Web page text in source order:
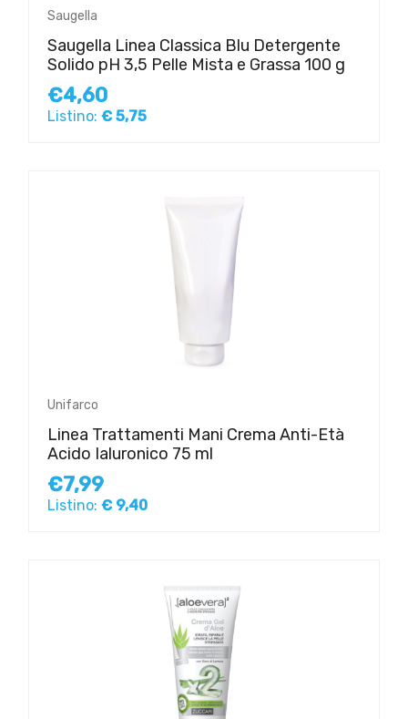
Saugella
Saugella Linea Classica Blu Detergente
Solido pH 3,5 Pelle Mista e Grassa 100 g
€4,60
Listino: € 5,75
Unifarco
Linea Trattamenti Mani Crema Anti-Età
Acido Ialuronico 75 ml
€7,99
Listino: € 9,40